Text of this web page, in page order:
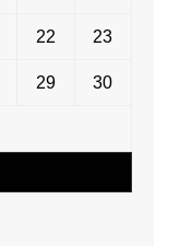
22 23
29 30